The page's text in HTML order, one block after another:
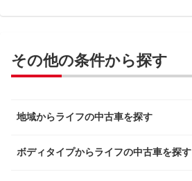
その他の条件から探す
地域からライフの中古車を探す
ボディタイプからライフの中古車を探す